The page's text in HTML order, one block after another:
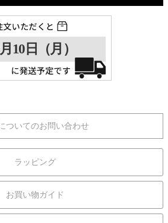
ついてのお問い合わせ
ラッピング
お買い物ガイド